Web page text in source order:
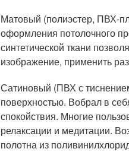
Матовый (полиэстер, ПВХ-
оформления потолочного
синтетической ткани
изображение, применить
Сатиновый (ПВХ с
поверхностью. Вобрал в
спокойствия. Многие
релаксации и медитации.
полотна из